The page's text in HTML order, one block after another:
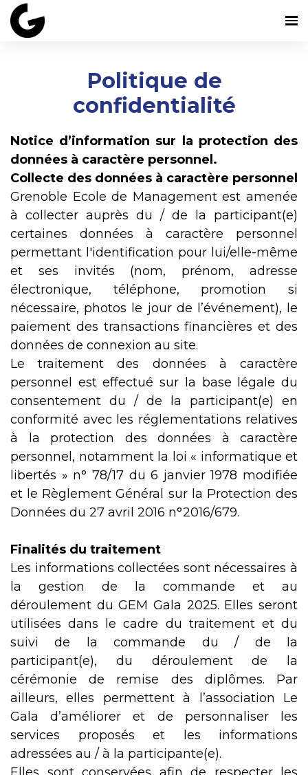
Politique de
confidentialité
Notice d’information sur la protection des
données à caractère personnel.
Collecte des données à caractère personnel
Grenoble Ecole de Management est amenée
à collecter auprès du / de la participant(e)
certaines données à caractère personnel
permettant l'identification pour lui/elle-même
et ses invités (nom, prénom, adresse
électronique, téléphone, promotion si
nécessaire, photos le jour de l’événement), le
paiement des transactions financières et des
données de connexion au site.
Le traitement des données à caractère
personnel est effectué sur la base légale du
consentement du / de la participant(e) en
conformité avec les réglementations relatives
à la protection des données à caractère
personnel, notamment la loi « informatique et
libertés » n° 78/17 du 6 janvier 1978 modifiée
et le Règlement Général sur la Protection des
Données du 27 avril 2016 n°2016/679.
Finalités du traitement
Les informations collectées sont nécessaires à
la gestion de la commande et au
déroulement du GEM Gala 2025. Elles seront
utilisées dans le cadre du traitement et du
suivi de la commande du / de la
participant(e), du déroulement de la
cérémonie de remise des diplômes. Par
ailleurs, elles permettent à l’association Le
Gala d’améliorer et de personnaliser les
services proposés et les informations
adressées au / à la participante(e).